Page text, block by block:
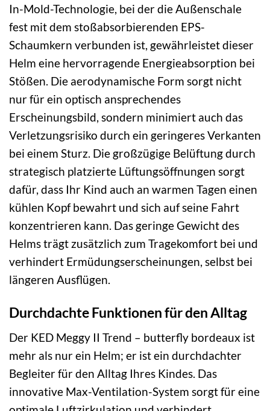
In-Mold-Technologie, bei der die Außenschale
fest mit dem stoßabsorbierenden EPS-
Schaumkern verbunden ist, gewährleistet dieser
Helm eine hervorragende Energieabsorption bei
Stößen. Die aerodynamische Form sorgt nicht
nur für ein optisch ansprechendes
Erscheinungsbild, sondern minimiert auch das
Verletzungsrisiko durch ein geringeres Verkanten
bei einem Sturz. Die großzügige Belüftung durch
strategisch platzierte Lüftungsöffnungen sorgt
dafür, dass Ihr Kind auch an warmen Tagen einen
kühlen Kopf bewahrt und sich auf seine Fahrt
konzentrieren kann. Das geringe Gewicht des
Helms trägt zusätzlich zum Tragekomfort bei und
verhindert Ermüdungserscheinungen, selbst bei
längeren Ausflügen.
Durchdachte Funktionen für den Alltag
Der KED Meggy II Trend – butterfly bordeaux ist
mehr als nur ein Helm; er ist ein durchdachter
Begleiter für den Alltag Ihres Kindes. Das
innovative Max-Ventilation-System sorgt für eine